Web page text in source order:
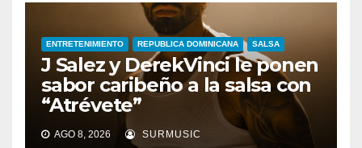
ENTRETENIMIENTO REPUBLICA DOMINICANA SALSA
J Salez y DerekVinci le ponen
sabor caribeño a la salsa con
“Atrévete”
AGO 8, 2026 SURMUSIC
ENTRETENIMIENTO